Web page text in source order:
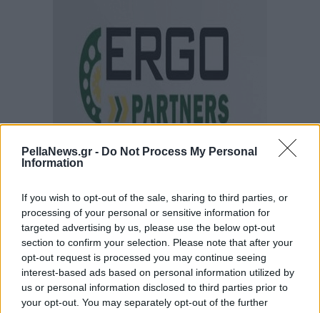
PellaNews.gr - Do Not Process My Personal
Information
If you wish to opt-out of the sale, sharing to third parties, or
processing of your personal or sensitive information for
targeted advertising by us, please use the below opt-out
section to confirm your selection. Please note that after your
opt-out request is processed you may continue seeing
interest-based ads based on personal information utilized by
us or personal information disclosed to third parties prior to
your opt-out. You may separately opt-out of the further